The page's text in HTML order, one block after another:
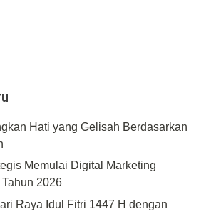
Hati yang Gelisah Berdasarkan
Memulai Digital Marketing
2026
Raya Idul Fitri 1447 H dengan